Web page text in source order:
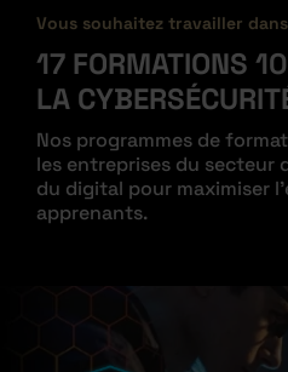
Vous souhaitez travailler
17 FORMATIONS
LA
Nos programmes de
les entreprises du secteur
du digital pour maximiser
apprenants.